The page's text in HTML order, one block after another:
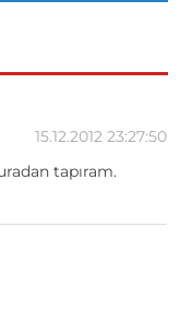
15.12.2012 23:27:50
tapıram.